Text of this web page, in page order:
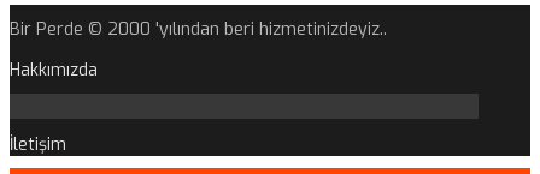
Bir Perde © 2000 'yılından beri hizmetinizdeyiz..
Hakkımızda
İletişim